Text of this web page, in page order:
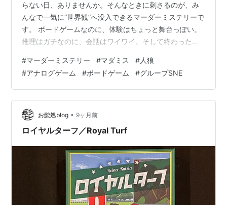
らない日、ありませんか。そんなときに刺さるのが、み
んなで一気に“世界観”へ没入できるマーダーミステリーで
す。 ボードゲームなのに、体験はちょっと舞台っぽい。
推理はガチなのに、会話はワイワイ。そして終わった後
くんですよね。 この記事は「雀荘ではなく家で遊ぶ」前
提で、マーダーミステリー初心者にもわかるように噛み
砕きつつ、グループSNEの“パッケージ型で買える作品”を
シリーズ別に全タイトルまとめます。購入前に雰囲気を
掴みたい人向けの見方も入れました。 🕵️ マーダーミステ
リーって何が面白いのですか？ …
#マーダーミステリー #マダミス #人狼
#アナログゲーム #ボードゲーム #グループSNE
お髭処blog • 9ヶ月前
ロイヤルターフ／Royal Turf